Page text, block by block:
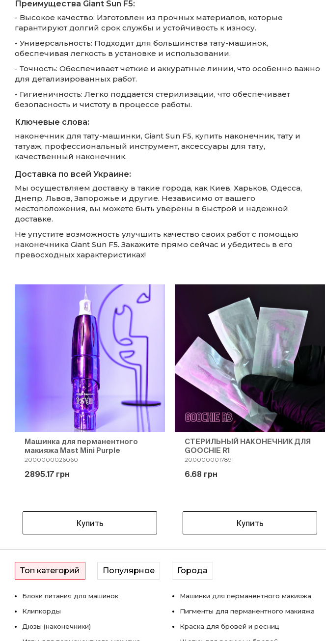
Преимущества Giant Sun F5:
- Высокое качество: Изготовлен из прочных материалов, которые
гарантируют долгий срок службы и устойчивость к износу.
- Универсальность: Подходит для большинства тату-машинок,
обеспечивая легкость в установке и использовании.
- Точность: Обеспечивает четкие и аккуратные линии, что особенно важно
для детализированных работ.
- Гигиеничность: Легко поддается стерилизации, что обеспечивает
безопасность и чистоту в процессе работы.
Ключевые слова:
наконечник для тату-машинки, Giant Sun F5, купить наконечник, тату и
татуаж, профессиональный инструмент, аксессуары для тату,
качественный наконечник.
Доставка по всей Украине:
Мы осуществляем доставку в такие города, как Киев, Харьков, Одесса,
Днепр, Львов, Запорожье и другие. Независимо от вашего
местоположения, вы можете быть уверены в быстрой и надежной
доставке.
Не упустите возможность улучшить качество своих работ с помощью
наконечника Giant Sun F5. Закажите прямо сейчас и убедитесь в его
превосходных характеристиках!
Машинка для перманентного
макияжа Mast Mini Purple
2000000026060
2895.17 грн
Купить
СТЕРИЛЬНЫЙ НАКОНЕЧНИК ДЛЯ
GOOCHIE R1
2000000017891
6.68 грн
Купить
Топ категорий Популярное Города
Блоки питания для машинок
Клипкорды
Дюзы (наконечники)
Машинки для перманентного макияжа
Пигменты для перманентного макияжа
Краска для бровей и ресниц